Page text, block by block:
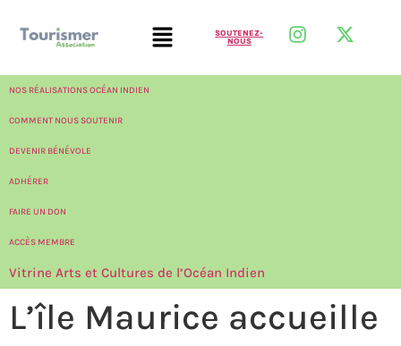
SOUTENEZ-
NOUS
NOS RÉALISATIONS OCÉAN INDIEN
COMMENT NOUS SOUTENIR
DEVENIR BÉNÉVOLE
ADHÉRER
FAIRE UN DON
ACCÈS MEMBRE
Vitrine Arts et Cultures de l’Océan Indien
L’île Maurice accueille